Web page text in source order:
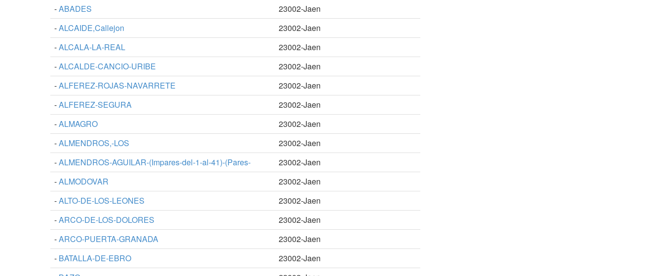
-ABADES
23002-Jaen
-ALCAIDE,Callejon
23002-Jaen
-ALCALA-LA-REAL
23002-Jaen
-ALCALDE-CANCIO-URIBE
23002-Jaen
-ALFEREZ-ROJAS-NAVARRETE
23002-Jaen
-ALFEREZ-SEGURA
23002-Jaen
-ALMAGRO
23002-Jaen
-ALMENDROS,-LOS
23002-Jaen
-ALMENDROS-AGUILAR-(Impares-del-1-al-41)-(Pares-
23002-Jaen
-ALMODOVAR
23002-Jaen
-ALTO-DE-LOS-LEONES
23002-Jaen
-ARCO-DE-LOS-DOLORES
23002-Jaen
-ARCO-PUERTA-GRANADA
23002-Jaen
- BATALLA-DE-EBRO
23002-Jaen